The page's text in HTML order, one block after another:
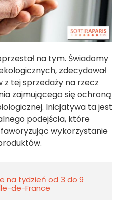
na tym. Świadomy
zdecydował
z tej sprzedaży na rzecz
zajmującego się ochroną
Inicjatywa ta jest
podejścia, które
wykorzystanie
na tydzień od 3 do 9
de-France